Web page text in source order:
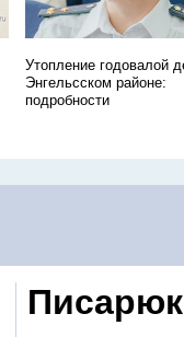
Утопление годовалой
Энгельсском районе:
подробности